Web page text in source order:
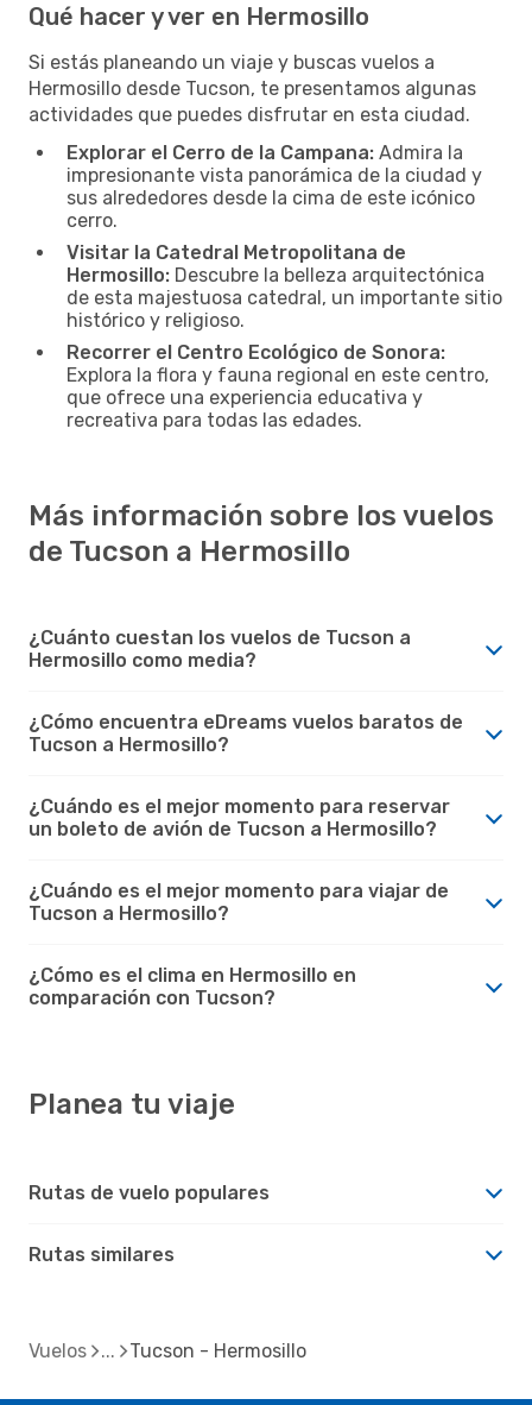
Qué hacer y ver en Hermosillo
Si estás planeando un viaje y buscas vuelos a
Hermosillo desde Tucson, te presentamos algunas
actividades que puedes disfrutar en esta ciudad.
Explorar el Cerro de la Campana: Admira la
impresionante vista panorámica de la ciudad y
sus alrededores desde la cima de este icónico
cerro.
Visitar la Catedral Metropolitana de
Hermosillo: Descubre la belleza arquitectónica
de esta majestuosa catedral, un importante sitio
histórico y religioso.
Recorrer el Centro Ecológico de Sonora:
Explora la flora y fauna regional en este centro,
que ofrece una experiencia educativa y
recreativa para todas las edades.
Más información sobre los vuelos
de Tucson a Hermosillo
¿Cuánto cuestan los vuelos de Tucson a
Hermosillo como media?
¿Cómo encuentra eDreams vuelos baratos de
Tucson a Hermosillo?
¿Cuándo es el mejor momento para reservar
un boleto de avión de Tucson a Hermosillo?
¿Cuándo es el mejor momento para viajar de
Tucson a Hermosillo?
¿Cómo es el clima en Hermosillo en
comparación con Tucson?
Planea tu viaje
Rutas de vuelo populares
Rutas similares
Vuelos Tucson - Hermosillo